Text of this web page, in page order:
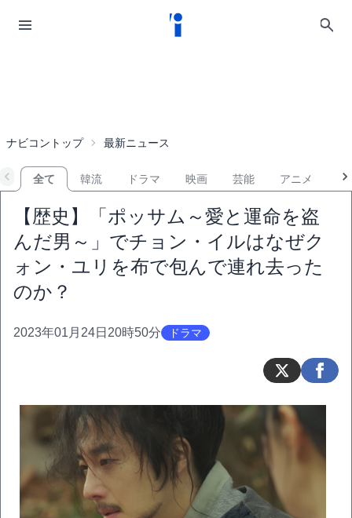
ナビコントップ 最新ニュース
全て 韓流 ドラマ 映画 芸能 アニメ
【歴史】「ポッサム～愛と運命を盗
んだ男～」でチョン・イルはなぜク
ォン・ユリを布で包んで連れ去った
のか？
2023年01月24日20時50分 ドラマ